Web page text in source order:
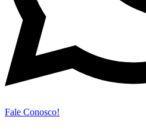
Fale Conosco!